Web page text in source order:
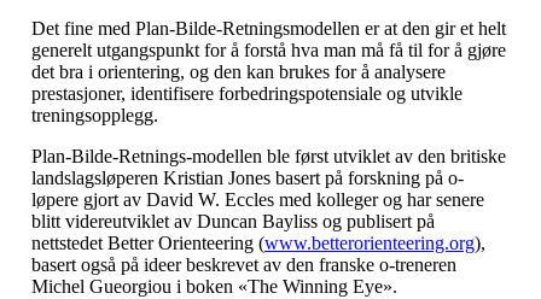
Det fine med Plan-Bilde-Retningsmodellen er at den gir et helt
generelt utgangspunkt for å forstå hva man må få til for å gjøre
det bra i orientering, og den kan brukes for å analysere
prestasjoner, identifisere forbedringspotensiale og utvikle
treningsopplegg.
Plan-Bilde-Retnings-modellen ble først utviklet av den britiske
landslagsløperen Kristian Jones basert på forskning på o-
løpere gjort av David W. Eccles med kolleger og har senere
blitt videreutviklet av Duncan Bayliss og publisert på
nettstedet Better Orienteering (www.betterorienteering.org),
basert også på ideer beskrevet av den franske o-treneren
Michel Gueorgiou i boken «The Winning Eye».